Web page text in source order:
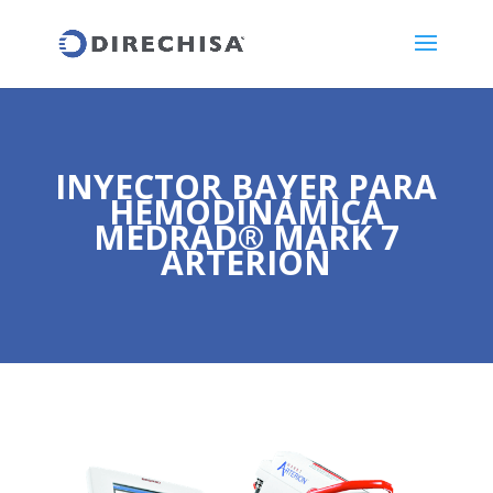
INYECTOR BAYER PARA
HEMODINÁMICA
MEDRAD® MARK 7
ARTERION